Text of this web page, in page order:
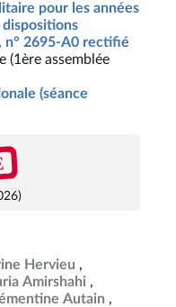
pour les années
n° 2695-A0 rectifié
(1ère assemblée
(séance
Hervieu
Amirshahi
Autain